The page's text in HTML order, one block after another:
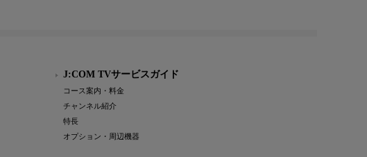
J:COM TVサービスガイド
コース案内・料金
チャンネル紹介
特長
オプション・周辺機器